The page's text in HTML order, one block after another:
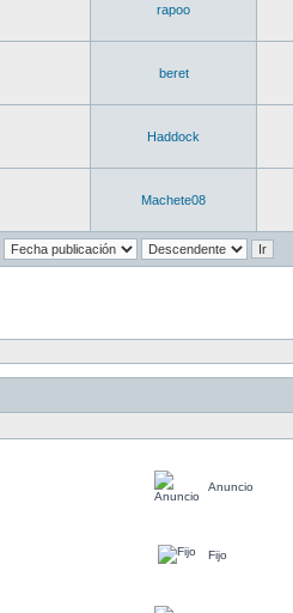
rapoo
beret
Haddock
Machete08
Anuncio
Fijo